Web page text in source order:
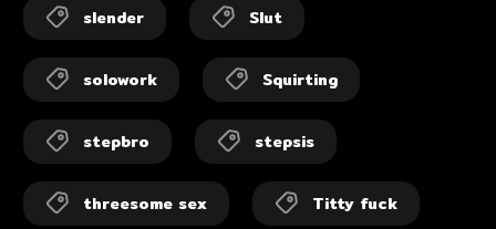
slender Slut
solowork Squirting
stepbro stepsis
threesome sex Titty fuck